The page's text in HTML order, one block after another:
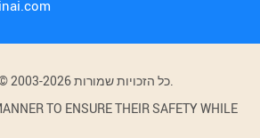
TO ENSURE THEIR SAFETY WHILE